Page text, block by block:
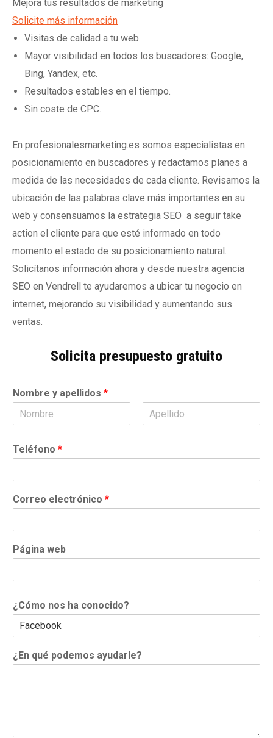
Mejora tus resultados de marketing
Solicite más información
Visitas de calidad a tu web.
Mayor visibilidad en todos los buscadores: Google,
Bing, Yandex, etc.
Resultados estables en el tiempo.
Sin coste de CPC.
En profesionalesmarketing.es somos especialistas en
posicionamiento en buscadores y redactamos planes a
medida de las necesidades de cada cliente. Revisamos la
ubicación de las palabras clave más importantes en su
web y consensuamos la estrategia SEO a seguir take
action el cliente para que esté informado en todo
momento el estado de su posicionamiento natural.
Solicítanos información ahora y desde nuestra agencia
SEO en Vendrell te ayudaremos a ubicar tu negocio en
internet, mejorando su visibilidad y aumentando sus
ventas.
Solicita presupuesto gratuito
Nombre y apellidos *
o
m
e
i
Teléfono *
Correo electrónico *
Página web
¿Cómo nos ha conocido?
¿En qué podemos ayudarle?